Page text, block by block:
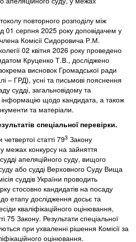
повторного розподілу між
01 серпня 2025 року доповідачем у
Комісії Сидоровича Р.М.
02 квітня 2026 року проведено
Круценко Т.В., досліджено
висновок Громадської ради
– ГРД), усні та письмові пояснення
судді, загальновідому та
інформацію щодо кандидата, а також
та матеріали.
спеціальної перевірки.
статті 793 Закону
межах конкурсу на зайняття
апеляційного суду, вищого
або судді Верховного Суду Вища
суддів України проводить
стосовно кандидатів на посаду
етапу дослідження досьє та
кваліфікаційного оцінювання,
75 Закону. Результати спеціальної
при ухваленні рішення Комісії за
оцінювання.